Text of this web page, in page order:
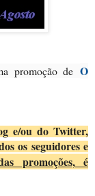
promoção de O
e/ou do Twitter,
os seguidores e
promoções, é